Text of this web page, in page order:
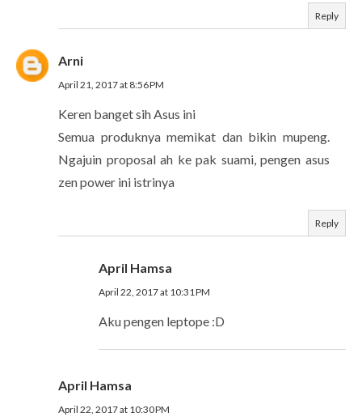
Reply
Arni
April 21, 2017 at 8:56 PM
Keren banget sih Asus ini
Semua produknya memikat dan bikin mupeng.
Ngajuin proposal ah ke pak suami, pengen asus
zen power ini istrinya
Reply
April Hamsa
April 22, 2017 at 10:31 PM
Aku pengen leptope :D
April Hamsa
April 22, 2017 at 10:30 PM